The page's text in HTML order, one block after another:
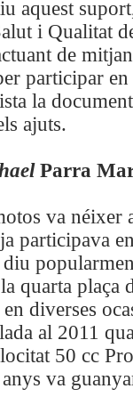
aquest
i Qualitat
de
participar
la
ajuts.
Parra
va néixer
participava
diu
quarta
diverses
al 2011
50 cc
va